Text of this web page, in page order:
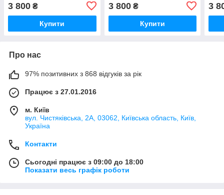
3 800 ₴
Купити
3 800₴
Купити
3
Про нас
97% позитивних з 868 відгуків за рік
Працює з 27.01.2016
м. Київ
вул. Чистяківська, 2А, 03062, Київська область, Київ,
Україна
Контакти
Сьогодні працює з 09:00 до 18:00
Показати весь графік роботи